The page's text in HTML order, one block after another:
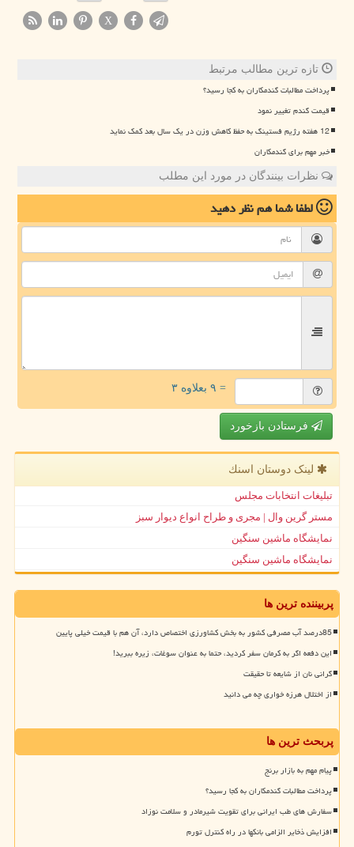
X
تازه ترین مطالب مرتبط
پرداخت مطالبات گندمکاران به کجا رسید؟
قیمت گندم تغییر نمود
12 هفته رژیم فستینگ به حفظ کاهش وزن در یک سال بعد کمک نماید
خبر مهم برای گندمکاران
نظرات بینندگان در مورد این مطلب
لطفا شما همنظر دهید
= ۹ بعلاوه ۳
فرستادن بازخورد
لینک دوستان اسنك
تبلیغات انتخابات مجلس
مستر گرین وال | مجری و طراح انواع دیوار سبز
نمایشگاه ماشین سنگین
نمایشگاه ماشین سنگین
پربیننده ترین ها
85درصد آب مصرفی کشور به بخش کشاورزی اختصاص دارد، آن هم با قیمت خیلی پایین
این دفعه اگر به کرمان سفر کردید، حتما به عنوان سوغات، زیره ببرید!
گرانی نان از شایعه تا حقیقت
از اختلال هرزه خواری چه می دانید
پربحث ترین ها
پیام مهم به بازار برنج
پرداخت مطالبات گندمکاران به کجا رسید؟
سفارش های طب ایرانی برای تقویت شیرمادر و سلامت نوزاد
افزایش ذخایر الزامی بانکها در راه کنترل تورم